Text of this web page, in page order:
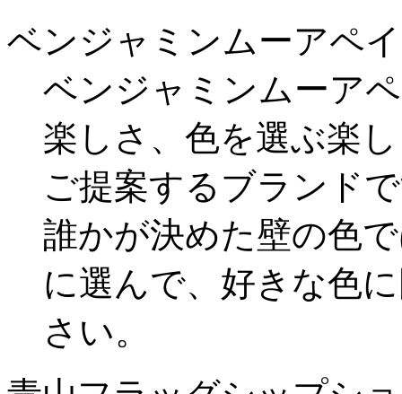
ベンジャミンムーアペ
ベンジャミンムーア
楽しさ、色を選ぶ楽
ご提案するブランド
誰かが決めた壁の色
に選んで、好きな色
さい。